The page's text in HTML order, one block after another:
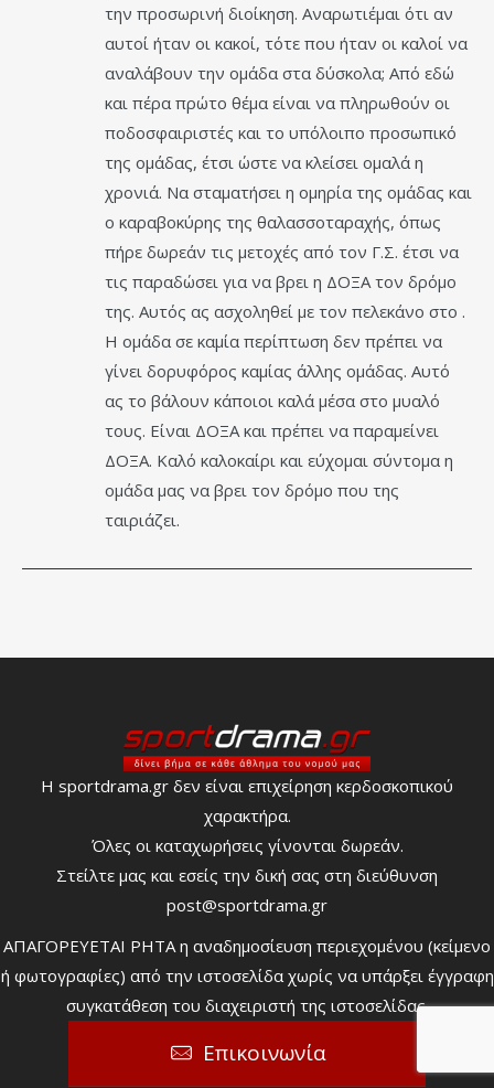
την προσωρινή διοίκηση. Αναρωτιέμαι ότι αν
αυτοί ήταν οι κακοί, τότε που ήταν οι καλοί να
αναλάβουν την ομάδα στα δύσκολα; Από εδώ
και πέρα πρώτο θέμα είναι να πληρωθούν οι
ποδοσφαιριστές και το υπόλοιπο προσωπικό
της ομάδας, έτσι ώστε να κλείσει ομαλά η
χρονιά. Να σταματήσει η ομηρία της ομάδας και
ο καραβοκύρης της θαλασσοταραχής, όπως
πήρε δωρεάν τις μετοχές από τον Γ.Σ. έτσι να
τις παραδώσει για να βρει η ΔΟΞΑ τον δρόμο
της. Αυτός ας ασχοληθεί με τον πελεκάνο στο .
Η ομάδα σε καμία περίπτωση δεν πρέπει να
γίνει δορυφόρος καμίας άλλης ομάδας. Αυτό
ας το βάλουν κάποιοι καλά μέσα στο μυαλό
τους. Είναι ΔΟΞΑ και πρέπει να παραμείνει
ΔΟΞΑ. Καλό καλοκαίρι και εύχομαι σύντομα η
ομάδα μας να βρει τον δρόμο που της
ταιριάζει.
Η sportdrama.gr δεν είναι επιχείρηση κερδοσκοπικού
χαρακτήρα.
Όλες οι καταχωρήσεις γίνονται δωρεάν.
Στείλτε μας και εσείς την δική σας στη διεύθυνση
post@sportdrama.gr
ΑΠΑΓΟΡΕΥΕΤΑΙ ΡΗΤΑ η αναδημοσίευση περιεχομένου (κείμενο
ή φωτογραφίες) από την ιστοσελίδα χωρίς να υπάρξει έγγραφη
συγκατάθεση του διαχειριστή της ιστοσελίδας.
Επικοινωνία